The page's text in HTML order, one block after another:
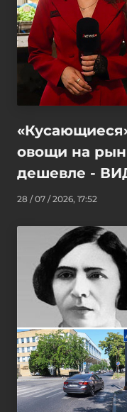
овощи на
дешевле -
28 / 07 / 2026, 17:52